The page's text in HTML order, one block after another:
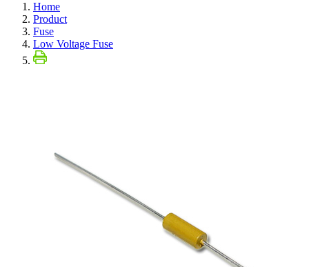
Home
Product
Fuse
Low Voltage Fuse